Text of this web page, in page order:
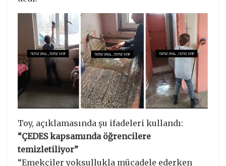
Toy, açıklamasında şu ifadeleri kullandı:
“ÇEDES kapsamında öğrencilere
temizletiliyor”
“Emekçiler yoksullukla mücadele ederken